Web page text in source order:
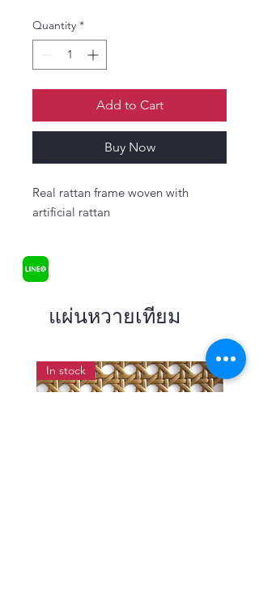
Quantity *
Add to Cart
Buy Now
Real rattan frame woven with
artificial rattan
แผ่นหวายเทียม
In stock